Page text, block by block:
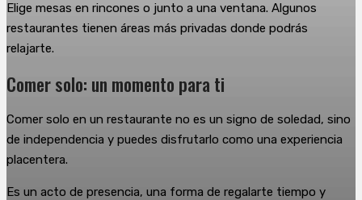
Elige mesas en rincones o junto a una ventana. Algunos
restaurantes tienen áreas más privadas donde podrás
relajarte.
Comer solo: un momento para ti
Comer solo en un restaurante no es un signo de soledad, sino
de independencia y puedes disfrutarlo como una experiencia
placentera.
Es un acto de presencia, una forma de regalarte tiempo y